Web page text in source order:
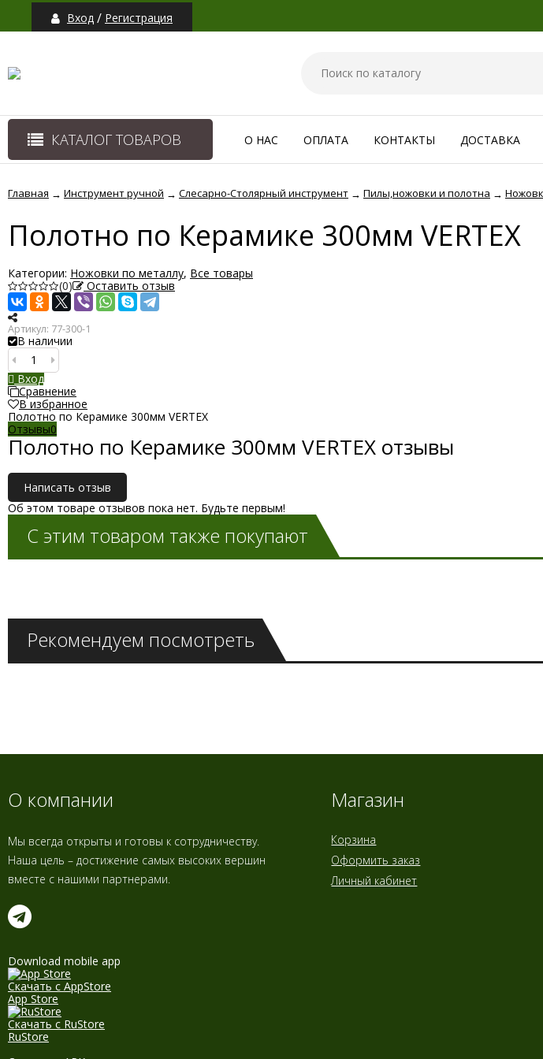
Вход / Регистрация
КАТАЛОГ ТОВАРОВ О НАС ОПЛАТА КОНТАКТЫ ДОСТАВКА
Главная → Инструмент ручной → Слесарно-Столярный инструмент → Пилы,ножовки и полотна →
Полотно по Керамике 300мм VERTEX
Категории: Ножовки по металлу, Все товары
(0)
Оставить отзыв
Артикул: 77-300-1
В наличии
Вход
Сравнение
В избранное
Полотно по Керамике 300мм VERTEX
Отзывы0
Полотно по Керамике 300мм VERTEX отзывы
Написать отзыв
Об этом товаре отзывов пока нет. Будьте первым!
С этим товаром также покупают
Рекомендуем посмотреть
О компании
Мы всегда открыты и готовы к сотрудничеству.
Наша цель – достижение самых высоких вершин
вместе с нашими партнерами.
Магазин
Корзина
Оформить заказ
Личный кабинет
Download mobile app
Скачать с AppStore
App Store
Скачать с RuStore
RuStore